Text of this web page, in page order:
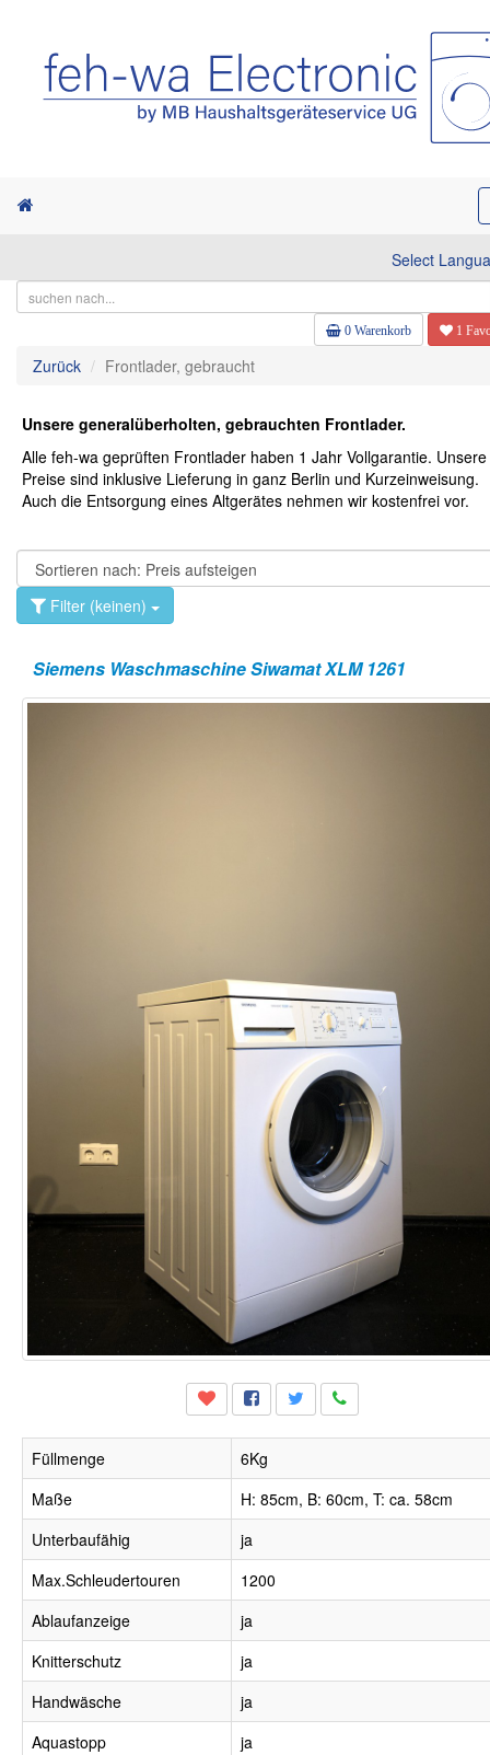
Select
0 Warenkorb 1
Zurück Frontlader, gebraucht
Unsere generalüberholten, gebrauchten Frontlader.
Alle feh-wa geprüften Frontlader haben 1 Jahr Vollgarantie. Unsere
Preise sind inklusive Lieferung in ganz Berlin und Kurzeinweisung.
Auch die Entsorgung eines Altgerätes nehmen wir kostenfrei vor.
Filter (keinen)
Siemens Waschmaschine Siwamat XLM 1261
Füllmenge
6Kg
Maße
H: 85cm, B: 60cm, T: ca. 58cm
Unterbaufähig
ja
Max.Schleudertouren
1200
Ablaufanzeige
ja
Knitterschutz
ja
Handwäsche
ja
Aquastopp
ja